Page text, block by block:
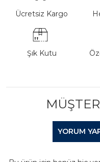
Ücretsiz Kargo
Şık Kutu
YORUM